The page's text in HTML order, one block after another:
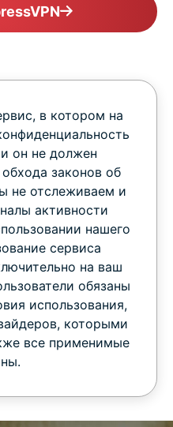
в котором на
он не должен
законов об
не отслеживаем и
активности
нашего
сервиса
на ваш
обязаны
использования,
которыми
все применимые